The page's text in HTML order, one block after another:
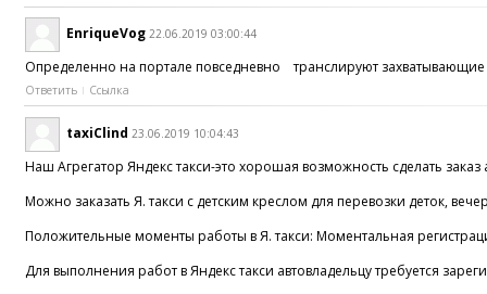
EnriqueVog 22.06.2019 03:00:44
Определенно на портале повседневно транслируют захватывающие
Ответить Ссылка
taxiClind 23.06.2019 10:04:43
Наш Агрегатор Яндекс такси-это хорошая возможность сделать
Можно заказать Я. такси с детским креслом для перевозки деток,
Положительные моменты работы в Я. такси: Моментальная
Для выполнения работ в Яндекс такси автовладельцу требуется